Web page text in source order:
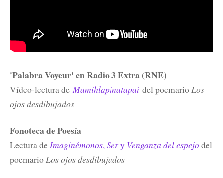
'Palabra Voyeur' en Radio 3 Extra (RNE)
Vídeo-lectura de Mamihlapinatapai del poemarioLos
ojos desdibujados
Fonoteca de Poesía
Lectura deImaginémonos,Sery Venganza del espejodel
poemarioLos ojos desdibujados